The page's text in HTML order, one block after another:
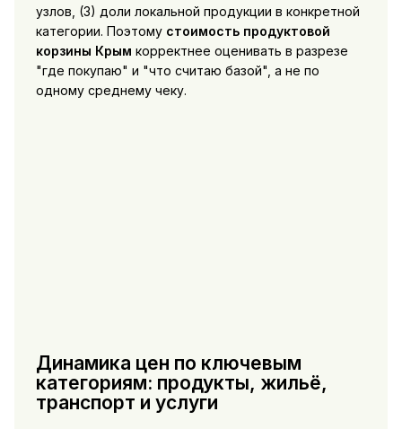
узлов, (3) доли локальной продукции в конкретной
категории. Поэтому стоимость продуктовой
корзины Крым корректнее оценивать в разрезе
"где покупаю" и "что считаю базой", а не по
одному среднему чеку.
Динамика цен по ключевым
категориям: продукты, жильё,
транспорт и услуги